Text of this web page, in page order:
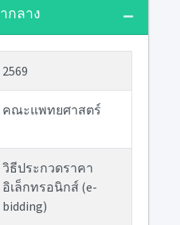
กลาง
2569
คณะแพทยศาสตร์
วิธีประกวดราคา
อิเล็กทรอนิกส์ (e-
bidding)